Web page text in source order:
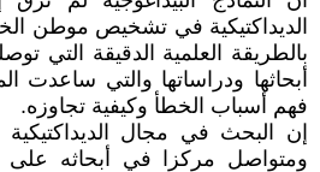
الديداكتيكية في تشخيص موطن
بالطريقة العلمية الدقيقة التي
أبحاثها ودراساتها والتي ساعدت
فهم أسباب الخطأ وكيفية تجاوزه.
إن البحث في مجال
ومتواصل مركزا في أبحاثه